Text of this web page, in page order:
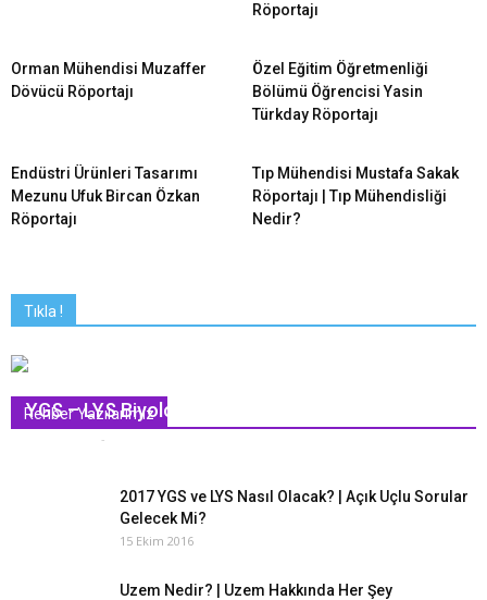
Röportajı
Orman Mühendisi Muzaffer
Dövücü Röportajı
Özel Eğitim Öğretmenliği
Bölümü Öğrencisi Yasin
Türkday Röportajı
Endüstri Ürünleri Tasarımı
Mezunu Ufuk Bircan Özkan
Röportajı
Tıp Mühendisi Mustafa Sakak
Röportajı | Tıp Mühendisliği
Nedir?
Tıkla !
Rehber Yazılarımız
YGS – LYS Biyoloji Nasıl Çalışılır ?
-
2017 YGS ve LYS Nasıl Olacak? | Açık Uçlu Sorular
Gelecek Mi?
15 Ekim 2016
Uzem Nedir? | Uzem Hakkında Her Şey